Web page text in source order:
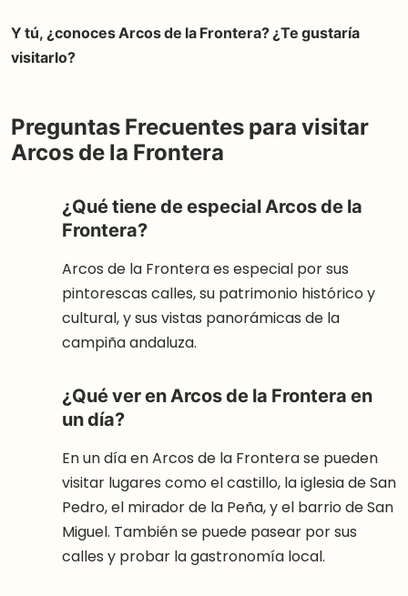
Y tú, ¿conoces Arcos de la Frontera? ¿Te gustaría
visitarlo?
Preguntas Frecuentes para visitar
Arcos de la Frontera
¿Qué tiene de especial Arcos de la
Frontera?
Arcos de la Frontera es especial por sus
pintorescas calles, su patrimonio histórico y
cultural, y sus vistas panorámicas de la
campiña andaluza.
¿Qué ver en Arcos de la Frontera en
un día?
En un día en Arcos de la Frontera se pueden
visitar lugares como el castillo, la iglesia de San
Pedro, el mirador de la Peña, y el barrio de San
Miguel. También se puede pasear por sus
calles y probar la gastronomía local.